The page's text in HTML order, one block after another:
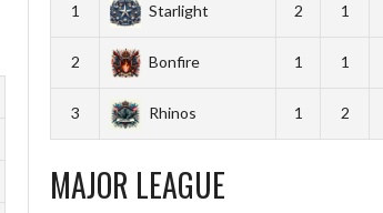
1 Starlight 2 1
2 Bonfire 1 1
3 Rhinos 1 2
MAJOR LEAGUE